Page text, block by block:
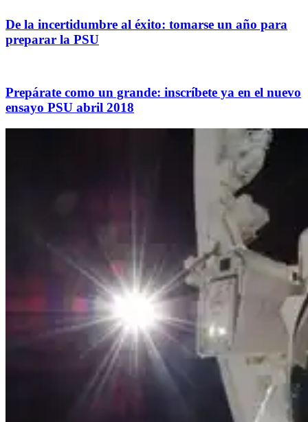
De la incertidumbre al éxito: tomarse un año para
preparar la PSU
Prepárate como un grande: inscríbete ya en el nuevo
ensayo PSU abril 2018